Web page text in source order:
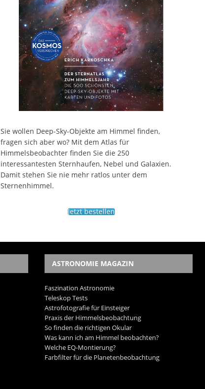
Sie wollen Deep-Sky-Objekte am Himmel finden,
fragen sich aber wo? Mit dem Atlas für
Himmelsbeobachter finden Sie die 250
interessantesten Sternhaufen, Nebel und Galaxien.
Damit stehen Sie nie mehr ratlos unter dem
Sternenhimmel.
Jetzt bestellen
ASTRONOMIE MAGAZIN
Faszination Astronomie
Teleskop Tests
Astrofotografie für Einsteiger
Praxis der Himmelsbeobachtung
So finden die richtigen Okular
Was kann ich am Himmel beobachten?
Welche EQ-Montierung?
Farbfilter für die Planetenbeobachtung